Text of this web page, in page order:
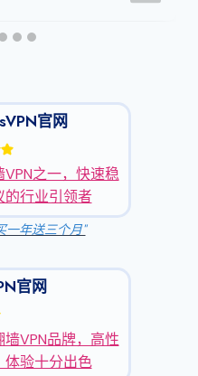
官网
之一，快速稳
的行业引领者
一年送三个月"
官网
VPN品牌，高性
体验十分出色